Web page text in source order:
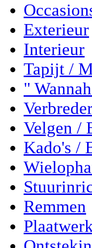
Exterieur
Interieur
Tapijt /
"
Velgen /
Kado's /
Remmen